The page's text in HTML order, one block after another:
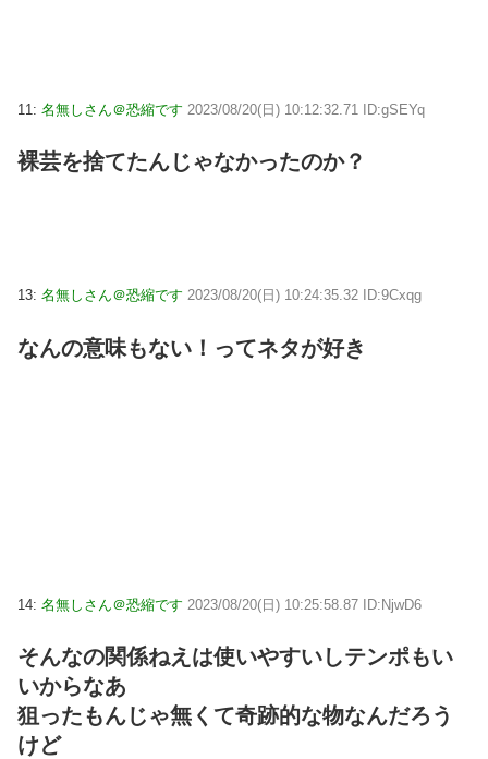
11: 名無しさん＠恐縮です 2023/08/20(日) 10:12:32.71 ID:gSEYq
裸芸を捨てたんじゃなかったのか？
13: 名無しさん＠恐縮です 2023/08/20(日) 10:24:35.32 ID:9Cxqg
なんの意味もない！ってネタが好き
14: 名無しさん＠恐縮です 2023/08/20(日) 10:25:58.87 ID:NjwD6
そんなの関係ねえは使いやすいしテンポもい
いからなあ
狙ったもんじゃ無くて奇跡的な物なんだろう
けど